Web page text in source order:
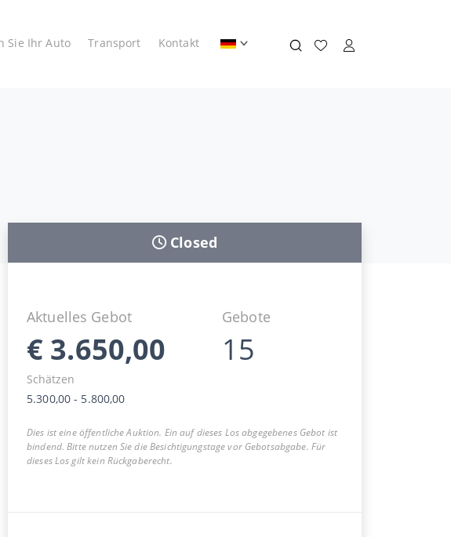
Sie Ihr Auto Transport Kontakt
Closed
Aktuelles Gebot
€ 3.650,00
Gebote
15
Schätzen
5.300,00 - 5.800,00
Dies ist eine öffentliche Auktion. Ein auf dieses Los abgegebenes Gebot ist
bindend. Bitte nutzen Sie die Besichtigungstage vor Gebotsabgabe. Für
dieses Los gilt kein Rückgaberecht.